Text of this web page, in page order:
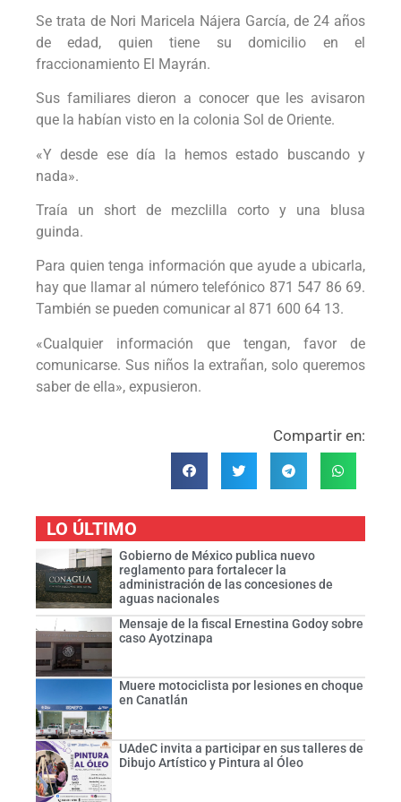
Se trata de Nori Maricela Nájera García, de 24 años
de edad, quien tiene su domicilio en el
fraccionamiento El Mayrán.
Sus familiares dieron a conocer que les avisaron
que la habían visto en la colonia Sol de Oriente.
«Y desde ese día la hemos estado buscando y
nada».
Traía un short de mezclilla corto y una blusa
guinda.
Para quien tenga información que ayude a ubicarla,
hay que llamar al número telefónico 871 547 86 69.
También se pueden comunicar al 871 600 64 13.
«Cualquier información que tengan, favor de
comunicarse. Sus niños la extrañan, solo queremos
saber de ella», expusieron.
Compartir en:
LO ÚLTIMO
Gobierno de México publica nuevo
reglamento para fortalecer la
administración de las concesiones de
aguas nacionales
Mensaje de la fiscal Ernestina Godoy sobre
caso Ayotzinapa
Muere motociclista por lesiones en choque
en Canatlán
UAdeC invita a participar en sus talleres de
Dibujo Artístico y Pintura al Óleo